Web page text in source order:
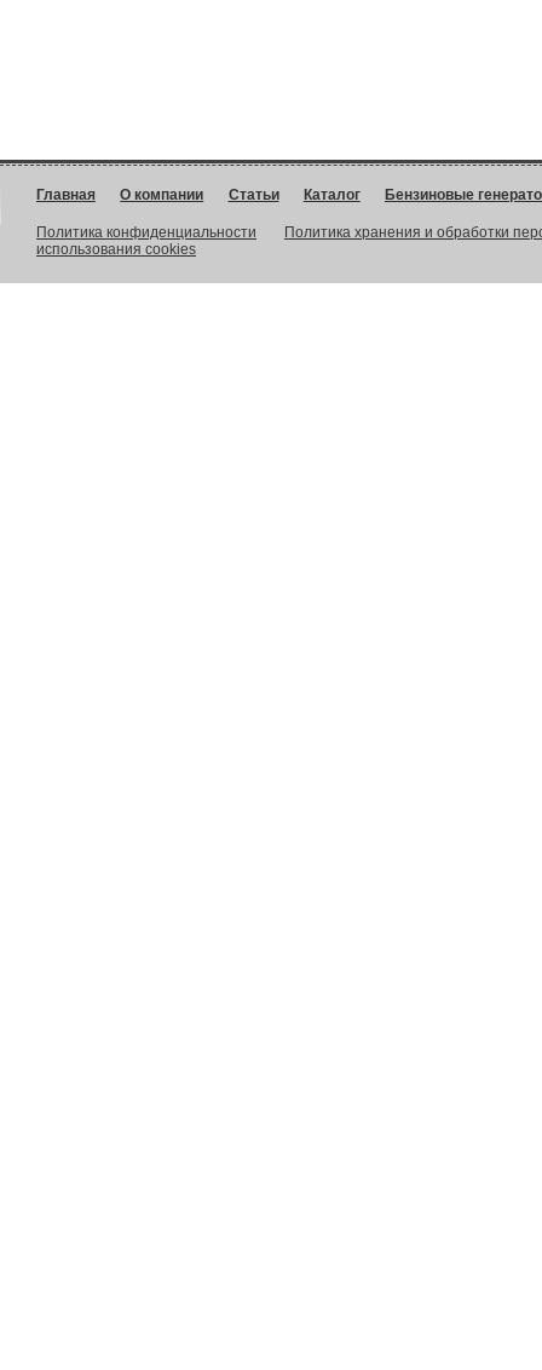
Главная О компании Статьи Каталог Бензиновые
Политика конфиденциальности
Политика хранения и обработки
использования cookies